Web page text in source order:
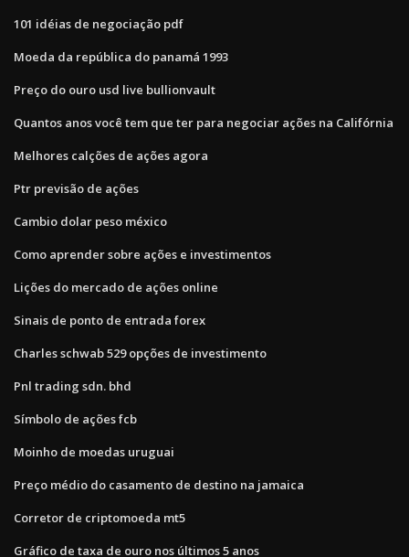
101 idéias de negociação pdf
Moeda da república do panamá 1993
Preço do ouro usd live bullionvault
Quantos anos você tem que ter para negociar ações na Califórnia
Melhores calções de ações agora
Ptr previsão de ações
Cambio dolar peso méxico
Como aprender sobre ações e investimentos
Lições do mercado de ações online
Sinais de ponto de entrada forex
Charles schwab 529 opções de investimento
Pnl trading sdn. bhd
Símbolo de ações fcb
Moinho de moedas uruguai
Preço médio do casamento de destino na jamaica
Corretor de criptomoeda mt5
Gráfico de taxa de ouro nos últimos 5 anos